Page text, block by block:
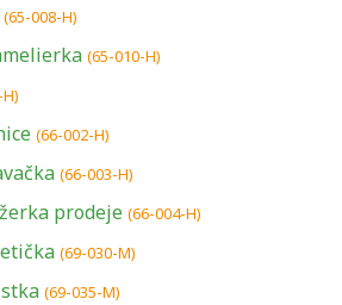
(65-008-H)
(65-010-H)
(66-002-H)
(66-003-H)
prodeje (66-004-H)
(69-030-M)
(69-035-M)